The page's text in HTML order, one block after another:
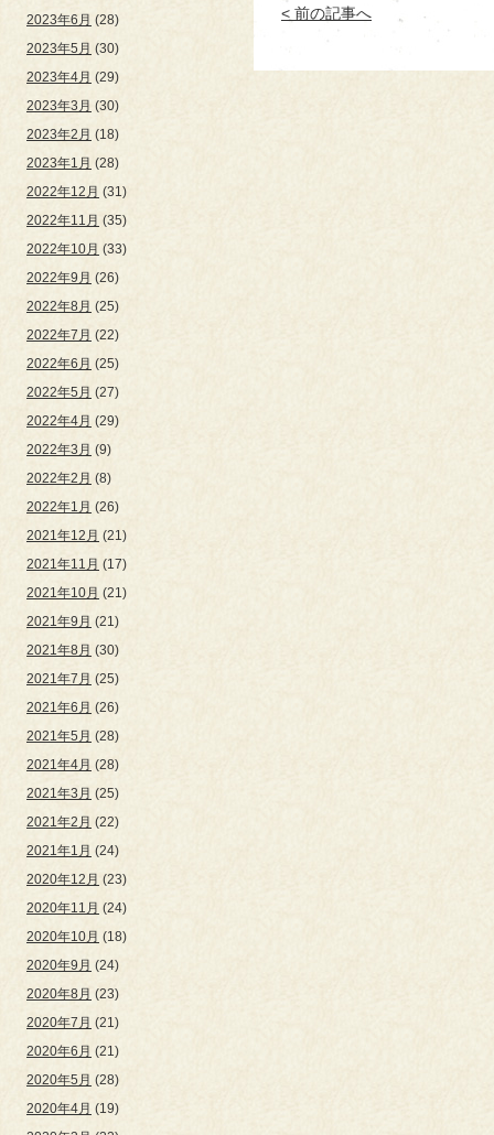
2023年6月 (28)
2023年5月 (30)
2023年4月 (29)
2023年3月 (30)
2023年2月 (18)
2023年1月 (28)
2022年12月 (31)
2022年11月 (35)
2022年10月 (33)
2022年9月 (26)
2022年8月 (25)
2022年7月 (22)
2022年6月 (25)
2022年5月 (27)
2022年4月 (29)
2022年3月 (9)
2022年2月 (8)
2022年1月 (26)
2021年12月 (21)
2021年11月 (17)
2021年10月 (21)
2021年9月 (21)
2021年8月 (30)
2021年7月 (25)
2021年6月 (26)
2021年5月 (28)
2021年4月 (28)
2021年3月 (25)
2021年2月 (22)
2021年1月 (24)
2020年12月 (23)
2020年11月 (24)
2020年10月 (18)
2020年9月 (24)
2020年8月 (23)
2020年7月 (21)
2020年6月 (21)
2020年5月 (28)
2020年4月 (19)
< 前の記事へ